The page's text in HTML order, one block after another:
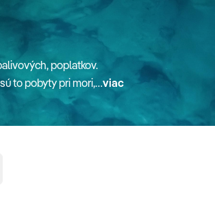
poplatkov.
to pobyty pri mori,
máme zaujímavé
doma aj v
viac